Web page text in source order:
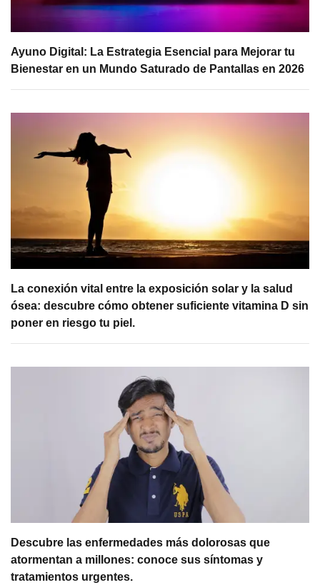
Ayuno Digital: La Estrategia Esencial para Mejorar tu
Bienestar en un Mundo Saturado de Pantallas en 2026
La conexión vital entre la exposición solar y la salud
ósea: descubre cómo obtener suficiente vitamina D sin
poner en riesgo tu piel.
Descubre las enfermedades más dolorosas que
atormentan a millones: conoce sus síntomas y
tratamientos urgentes.